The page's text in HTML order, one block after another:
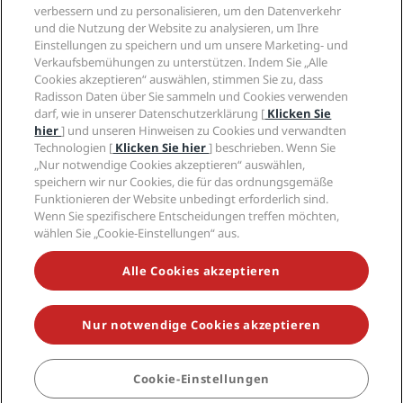
Familienfreundliche Hotels
Gesundheit & Sicherheit
Karriere PPHE
Karrieren EHL
The Club by RHG
Entwicklungsmöglichkeiten
Responsible Business – Unser Engagement
Einkauf
Rechtliche Hinweise
Radisson Rewards Geschäftsbedingungen
Website-Nutzungsvereinbarung
Digitale Barrierefreiheit
Moderne Sklaverei – Erklärung
Hilfe
Verbrauchermeldungen
Kontakt
FAQ
Inhaltsübersicht
Soziale Medien
Marken von Radisson Hotels
VERPASSEN SIE NIEMALS UNSERE BELIEBTESTEN
ANGEBOTE
© 2026 Radisson Hotel Group.Alle Rechte vorbehalten. RHG Radisson
Hotel Group, Radisson, Radisson RED, Radisson Blu, Radisson Collection,
Radisson Individuals, Park Plaza, Park Inn, Country Inn & Suites, Prize by
Radisson, Radisson Rewards und Radisson Meetings sind Warenzeichen
der Radisson Hotel Group.
verbessern und zu personalisieren, um den Datenverkehr
und die Nutzung der Website zu analysieren, um Ihre
Einstellungen zu speichern und um unsere Marketing- und
Verkaufsbemühungen zu unterstützen. Indem Sie „Alle
Cookies akzeptieren“ auswählen, stimmen Sie zu, dass
Radisson Daten über Sie sammeln und Cookies verwenden
darf, wie in unserer Datenschutzerklärung [ Klicken Sie
hier] und unseren Hinweisen zu Cookies und verwandten
Technologien [ Klicken Sie hier] beschrieben. Wenn Sie
„Nur notwendige Cookies akzeptieren“ auswählen,
speichern wir nur Cookies, die für das ordnungsgemäße
Funktionieren der Website unbedingt erforderlich sind.
Wenn Sie spezifischere Entscheidungen treffen möchten,
wählen Sie „Cookie-Einstellungen“ aus.
Alle Cookies akzeptieren
Nur notwendige Cookies akzeptieren
Cookie-Einstellungen